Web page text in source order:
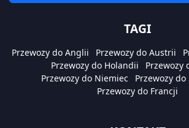
TAGI
Przewozy do Anglii Przewozy do Austrii
Przewozy do Holandii
Przewozy
Przewozy do Niemiec
Przewozy
Przewozy do Francji